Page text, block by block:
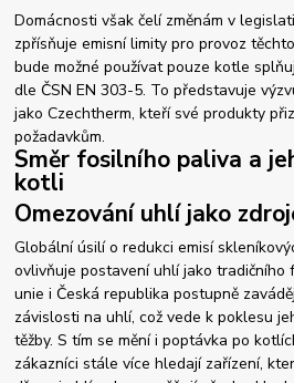
Domácnosti však čelí změnám v
zpřísňuje emisní limity pro provoz
bude možné používat pouze kotle
dle ČSN EN 303-5. To představuje
jako Czechtherm, kteří své produkty
požadavkům.
Směr fosilního paliva a
kotli
Omezování uhlí jako
Globální úsilí o redukci emisí
ovlivňuje postavení uhlí jako tradičního
unie i Česká republika postupně
závislosti na uhlí, což vede k poklesu
těžby. S tím se mění i poptávka po
zákazníci stále více hledají zařízení,